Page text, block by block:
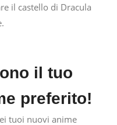
il castello di Dracula
il tuo
preferito!
tuoi nuovi anime